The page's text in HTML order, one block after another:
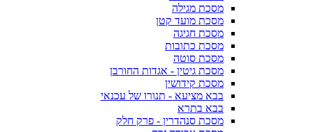
מסכת מגילה
מסכת מועד קטן
מסכת חגיגה
מסכת כתובות
מסכת סוטה
מסכת גיטין - אגדות החורבן
מסכת קידושין
בבא מציעא - תנורו של עכנאי
בבא בתרא
מסכת סנהדרין - פרק חלק